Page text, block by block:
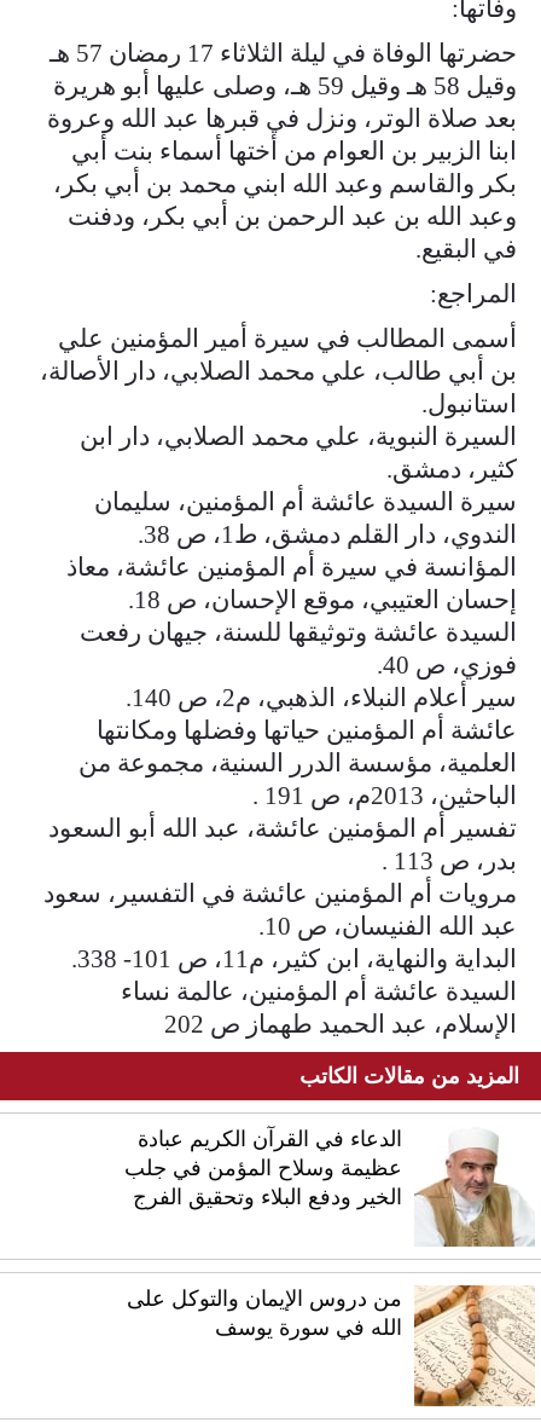
وفاتها:
حضرتها الوفاة في ليلة الثلاثاء 17 رمضان 57 هـ
وقيل 58 هـ وقيل 59 هـ، وصلى عليها أبو هريرة
بعد صلاة الوتر، ونزل في قبرها عبد الله وعروة
ابنا الزبير بن العوام من أختها أسماء بنت أبي
بكر والقاسم وعبد الله ابني محمد بن أبي بكر،
وعبد الله بن عبد الرحمن بن أبي بكر، ودفنت
في البقيع.
المراجع:
أسمى المطالب في سيرة أمير المؤمنين علي
بن أبي طالب، علي محمد الصلابي، دار الأصالة،
استانبول.
السيرة النبوية، علي محمد الصلابي، دار ابن
كثير، دمشق.
سيرة السيدة عائشة أم المؤمنين، سليمان
الندوي، دار القلم دمشق، ط1، ص 38.
المؤانسة في سيرة أم المؤمنين عائشة، معاذ
إحسان العتيبي، موقع الإحسان، ص 18.
السيدة عائشة وتوثيقها للسنة، جيهان رفعت
فوزي، ص 40.
سير أعلام النبلاء، الذهبي، م2، ص 140.
عائشة أم المؤمنين حياتها وفضلها ومكانتها
العلمية، مؤسسة الدرر السنية، مجموعة من
الباحثين، 2013م، ص 191 .
تفسير أم المؤمنين عائشة، عبد الله أبو السعود
بدر، ص 113 .
مرويات أم المؤمنين عائشة في التفسير، سعود
عبد الله الفنيسان، ص 10.
البداية والنهاية، ابن كثير، م11، ص 101- 338.
السيدة عائشة أم المؤمنين، عالمة نساء
الإسلام، عبد الحميد طهماز ص 202
المزيد من مقالات الكاتب
الدعاء في القرآن الكريم عبادة
عظيمة وسلاح المؤمن في جلب
الخير ودفع البلاء وتحقيق الفرج
من دروس الإيمان والتوكل على
الله في سورة يوسف